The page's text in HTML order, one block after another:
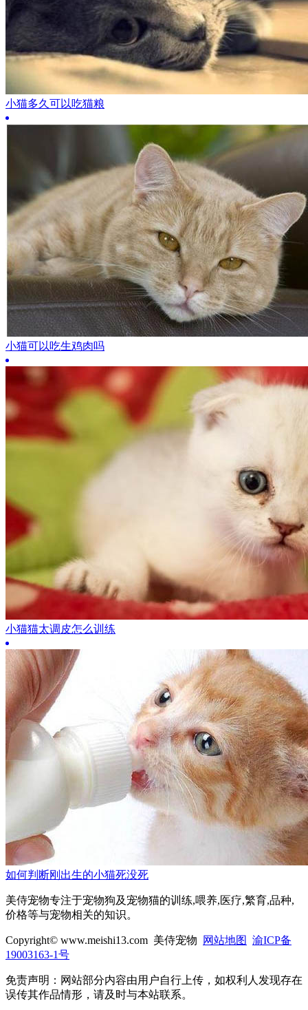
小猫多久可以吃猫粮
小猫可以吃生鸡肉吗
小猫猫太调皮怎么训练
如何判断刚出生的小猫死没死
美侍宠物专注于宠物狗及宠物猫的训练,喂养,医疗,繁育,品种,
价格等与宠物相关的知识。
Copyright© www.meishi13.com 美侍宠物 网站地图 渝ICP备
19003163-1号
免责声明：网站部分内容由用户自行上传，如权利人发现存在
误传其作品情形，请及时与本站联系。